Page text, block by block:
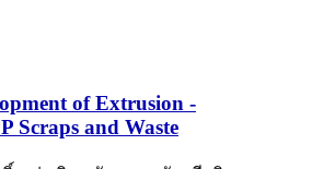
of Extrusion -
Scraps and Waste